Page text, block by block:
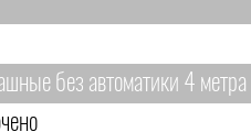
без автоматики 4 метра